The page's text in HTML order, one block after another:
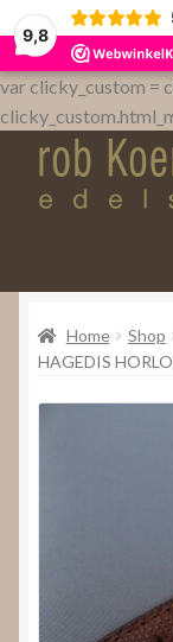
9,8
var clicky_custom =
Home
WebShop
Home Shop
HAGEDIS